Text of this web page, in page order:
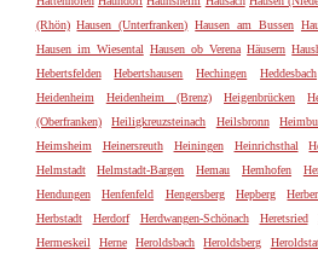
(Rhön) Hausen (Unterfranken) Hausen am Bussen
Hausen im Wiesental Hausen ob Verena Häusern
Hebertsfelden
Hebertshausen Hechingen Heddesbach
Heidenheim
Heidenheim (Brenz) Heigenbrücken
(Oberfranken)
Heiligkreuzsteinach Heilsbronn
Heimsheim
Heinersreuth Heiningen Heinrichsthal
Helmstadt
Helmstadt-Bargen Hemau Hemhofen
Hendungen
Henfenfeld Hengersberg Hepberg
Herbstadt
Herdorf Herdwangen-Schönach Heretsried
Hermeskeil
Herne Heroldsbach Heroldsberg